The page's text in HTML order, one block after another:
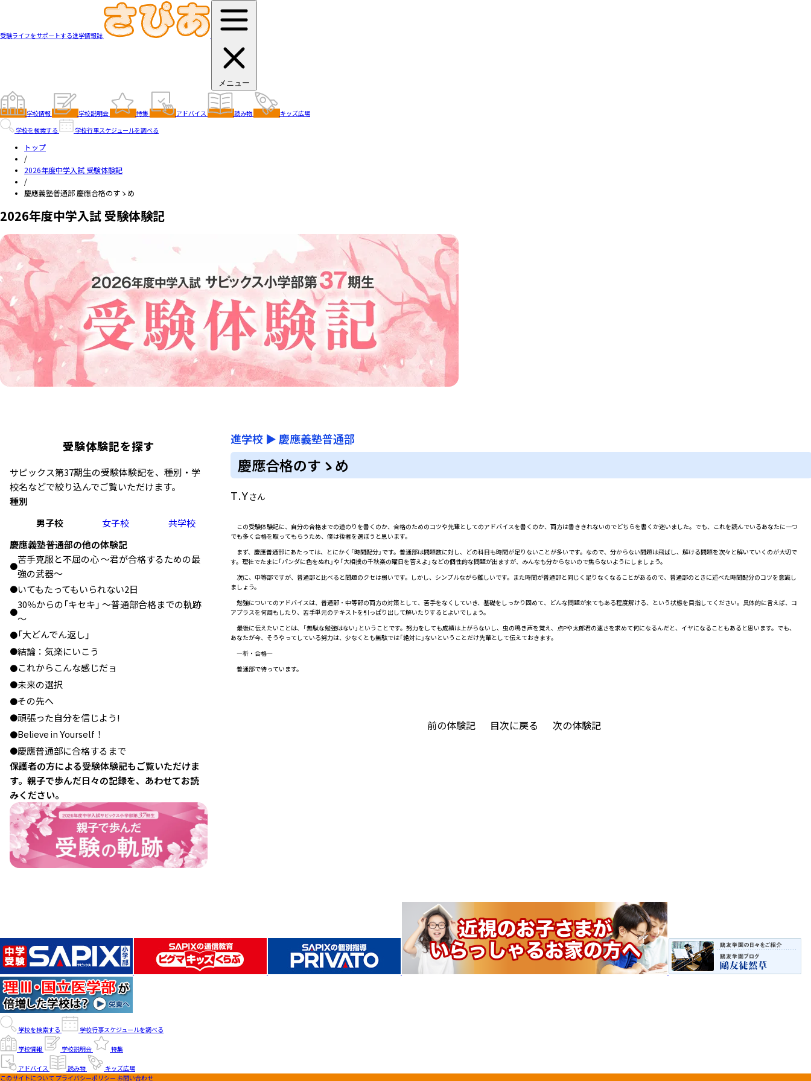
受験ライフをサポートする進学情報誌
メニュー
学校情報 学校説明会 特集 アドバイス 読み物
キッズ広場
学校を検索する
学校行事スケジュールを調べる
トップ
/
2026年度中学入試 受験体験記
/
慶應義塾普通部 慶應合格のすゝめ
2026年度中学入試 受験体験記
受験体験記を探す
サピックス第37期生の受験体験記を、種別・学
校名などで絞り込んでご覧いただけます。
種別
男子校
女子校
共学校
慶應義塾普通部の他の体験記
●
苦手克服と不屈の心 ～君が合格するための最
強の武器～
●いてもたってもいられない2日
●
30％からの「キセキ」 ～普通部合格までの軌跡
～
●「大どんでん返し」
●結論：気楽にいこう
●これからこんな感じだョ
●未来の選択
●その先へ
●頑張った自分を信じよう!
●Believe in Yourself！
●慶應普通部に合格するまで
保護者の方による受験体験記もご覧いただけま
す。親子で歩んだ日々の記録を、あわせてお読
みください。
進学校 ▶ 慶應義塾普通部
慶應合格のすゝめ
T.Yさん
この受験体験記に、自分の合格までの道のりを書くのか、合格のためのコツや先輩としてのアドバイスを書くのか、両方は書ききれないのでどちらを書くか迷いました。でも、これを読んでいるあなたに一つ
でも多く合格を取ってもらうため、僕は後者を選ぼうと思います。
まず、慶應普通部にあたっては、とにかく「時間配分」です。普通部は問題数に対し、どの科目も時間が足りないことが多いです。なので、分からない問題は飛ばし、解ける問題を次々と解いていくのが大切で
す。理社でたまに「パンダに色をぬれ」や「大相撲の千秋楽の曜日を答えよ」などの個性的な問題が出ますが、みんなも分からないので焦らないようにしましょう。
次に、中等部ですが、普通部と比べると問題のクセは弱いです。しかし、シンプルながら難しいです。また時間が普通部と同じく足りなくなることがあるので、普通部のときに述べた時間配分のコツを意識し
ましょう。
勉強についてのアドバイスは、普通部・中等部の両方の対策として、苦手をなくしていき、基礎をしっかり固めて、どんな問題が来てもある程度解ける、という状態を目指してください。具体的に言えば、コ
アプラスを何周もしたり、苦手単元のテキストを引っぱり出して解いたりするとよいでしょう。
最後に伝えたいことは、「無駄な勉強はない」ということです。努力をしても成績は上がらないし、虫の鳴き声を覚え、点Pや太郎君の速さを求めて何になるんだと、イヤになることもあると思います。でも、
あなたが今、そうやってしている努力は、少なくとも無駄では「絶対に」ないということだけ先輩として伝えておきます。
―祈・合格―
普通部で待っています。
前の体験記 目次に戻る 次の体験記
学校を検索する 学校行事スケジュールを調べる
学校情報 学校説明会 特集
アドバイス 読み物
キッズ広場
このサイトについて プライバシーポリシー お問い合わせ